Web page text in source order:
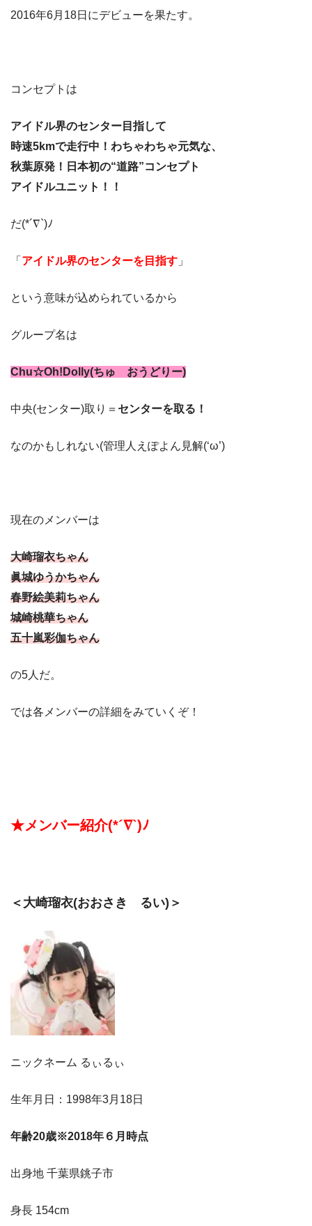
2016年6月18日にデビューを果たす。
コンセプトは
アイドル界のセンター目指して
時速5kmで走行中！わちゃわちゃ元気な、
秋葉原発！日本初の“道路”コンセプト
アイドルユニット！！
だ(*´∇`)ﾉ
「 アイドル界のセンターを目指す 」
という意味が込められているから
グループ名は
Chu☆Oh!Dolly(ちゅ おうどりー)
中央(センター)取り＝ センターを取る！
なのかもしれない(管理人えぽよん見解(‘ω’)
現在のメンバーは
大崎瑠衣ちゃん
眞城ゆうかちゃん
春野絵美莉ちゃん
城崎桃華ちゃん
五十嵐彩伽ちゃん
の5人だ。
では各メンバーの詳細をみていくぞ！
★メンバー紹介(*´∇`)ﾉ
＜大崎瑠衣(おおさき るい)＞
ニックネーム るぃるぃ
生年月日：1998年3月18日
年齢20歳※2018年６月時点
出身地 千葉県銚子市
身長 154cm